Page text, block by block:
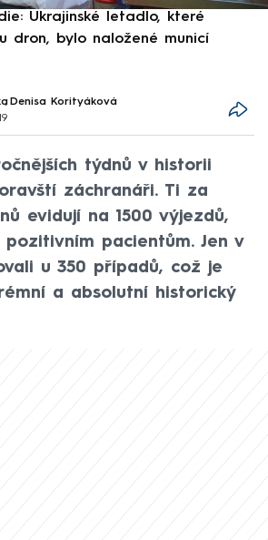
Ukrajinské letadlo, které
dron, bylo naložené municí
, Denisa Korityáková
týdnů v historii
záchranáři. Ti za
evidují na 1500 výjezdů,
pacientům. Jen v
u 350 případů, což je
a absolutní historický